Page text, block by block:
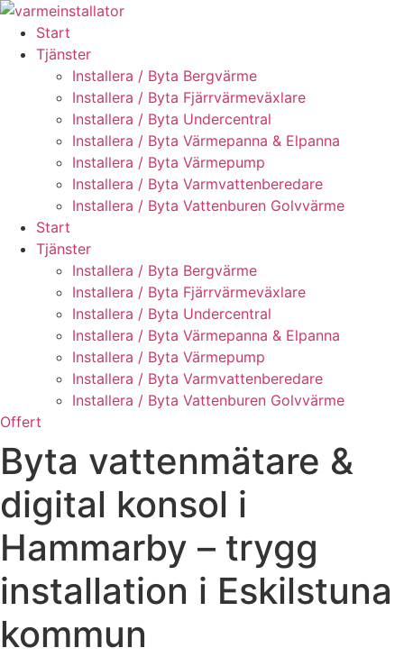
Skip
content
Start
Tjänster
Installera / Byta Bergvärme
Installera / Byta Fjärrvärmeväxlare
Installera / Byta Undercentral
Installera / Byta Värmepanna & Elpanna
Installera / Byta Värmepump
Installera / Byta Varmvattenberedare
Installera / Byta Vattenburen Golvvärme
Start
Tjänster
Installera / Byta Bergvärme
Installera / Byta Fjärrvärmeväxlare
Installera / Byta Undercentral
Installera / Byta Värmepanna & Elpanna
Installera / Byta Värmepump
Installera / Byta Varmvattenberedare
Installera / Byta Vattenburen Golvvärme
Offert
Byta vattenmätare &
digital konsol i
Hammarby – trygg
installation i Eskilstuna
kommun